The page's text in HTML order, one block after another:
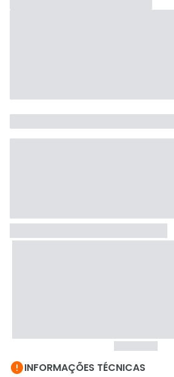
INFORMAÇÕES TÉCNICAS